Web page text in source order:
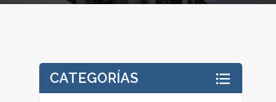
CATEGORÍAS